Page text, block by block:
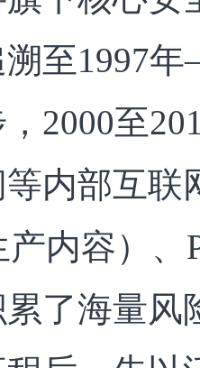
溯至1997
2000至
内部互联
内容）、
了海量风